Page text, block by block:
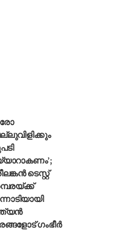
ടെസ്റ്റ്
ഗംഭീർ